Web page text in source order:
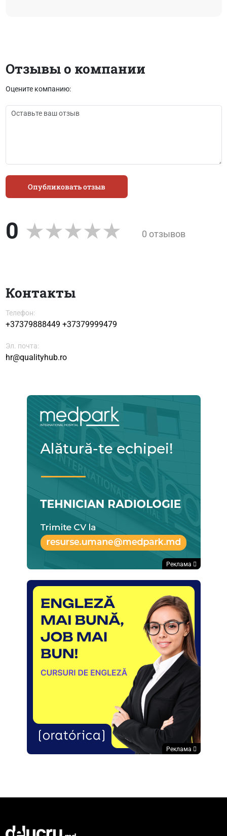
Отзывы о компании
Оцените компанию:
Опубликовать отзыв
0 0 отзывов
Контакты
Телефон:
+37379888449 +37379999479
Эл. почта:
hr@qualityhub.ro
Реклама
Реклама